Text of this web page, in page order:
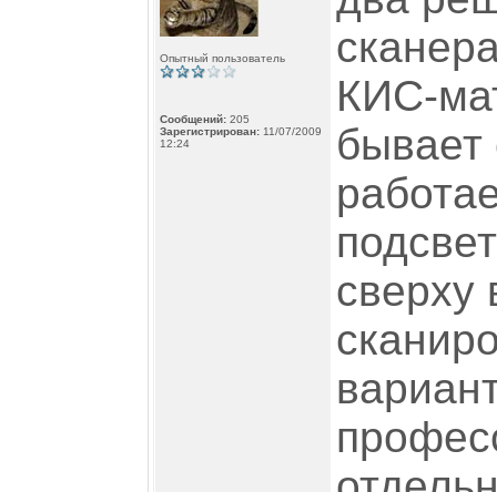
Опытный пользователь
Сообщений: 205
Зарегистрирован: 11/07/2009
12:24
КИС-
сверху